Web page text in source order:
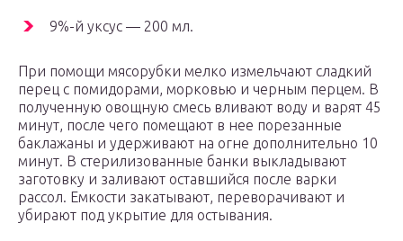
9%-й уксус — 200 мл.
При помощи мясорубки мелко измельчают сладкий
перец с помидорами, морковью и черным перцем. В
полученную овощную смесь вливают воду и варят 45
минут, после чего помещают в нее порезанные
баклажаны и удерживают на огне дополнительно 10
минут. В стерилизованные банки выкладывают
заготовку и заливают оставшийся после варки
рассол. Емкости закатывают, переворачивают и
убирают под укрытие для остывания.